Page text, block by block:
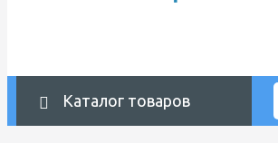
Каталог товаров